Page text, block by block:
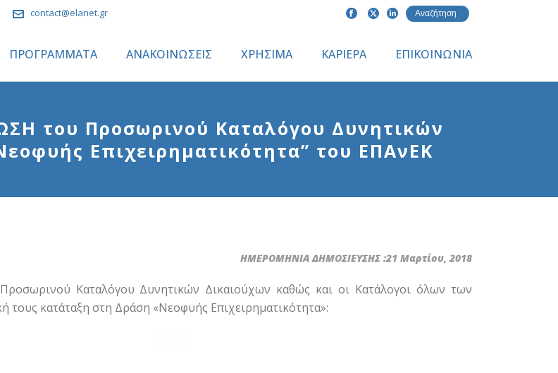
contact@elanet.gr
ΠΡΟΓΡΑΜΜΑΤΑ ΑΝΑΚΟΙΝΩΣΕΙΣ ΧΡΗΣΙΜΑ ΚΑΡΙΕΡΑ ΕΠΙΚΟΙΝΩΝΙΑ
του Προσωρινού Καταλόγου Δυνητικών
Επιχειρηματικότητα” του ΕΠΑνΕΚ
ΗΜΕΡΟΜΗΝΙΑ ΔΗΜΟΣΙΕΥΣΗΣ :21 Μαρτίου, 2018
Καταλόγου Δυνητικών Δικαιούχων καθώς και οι Κατάλογοι όλων των
κατάταξη στη Δράση «Νεοφυής Επιχειρηματικότητα»: